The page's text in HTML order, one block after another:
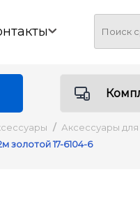
/ Аксессуары
золотой 17-6104-6